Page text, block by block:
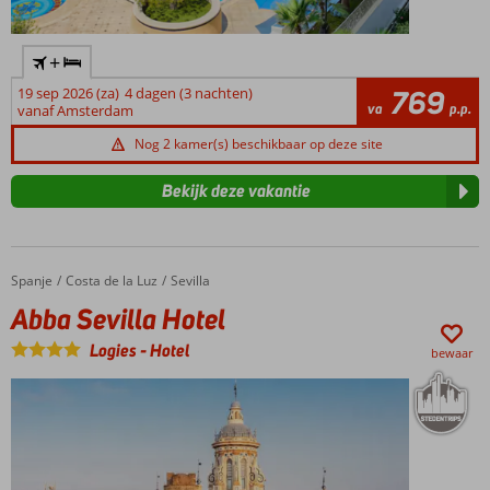
+
19 sep 2026 (za) 4 dagen (3 nachten)
vanaf Amsterdam
va 769 p.p.
Nog 2 kamer(s) beschikbaar op deze site
Bekijk deze vakantie
Home
Spanje Costa de la Luz Sevilla
Abba Sevilla Hotel
Abba Sevilla Hotel
Logies-Hotel bewaar